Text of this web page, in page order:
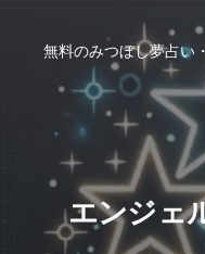
無料のみつぼし夢占い
エンジェ